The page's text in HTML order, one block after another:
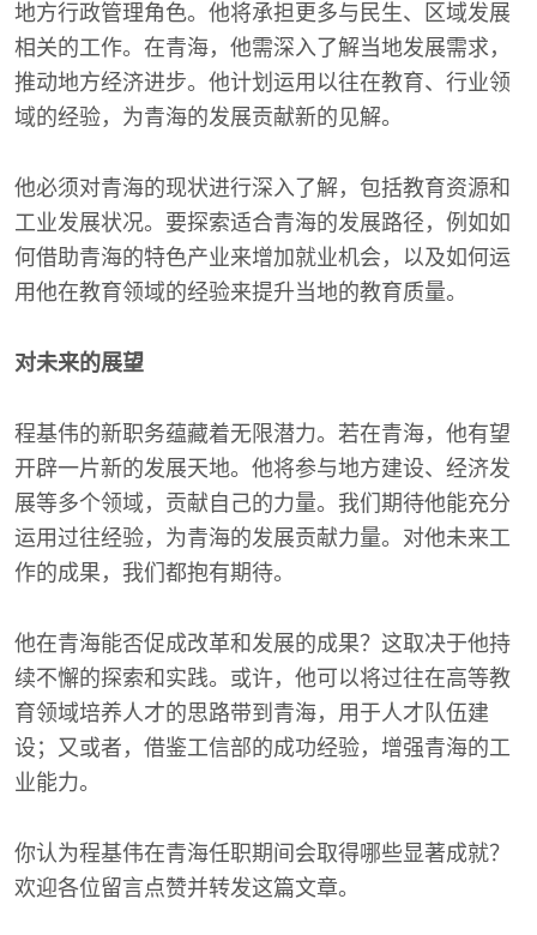
地方行政管理角色。他将承担更多与民生、区域发展
相关的工作。在青海，他需深入了解当地发展需求，
推动地方经济进步。他计划运用以往在教育、行业领
域的经验，为青海的发展贡献新的见解。
他必须对青海的现状进行深入了解，包括教育资源和
工业发展状况。要探索适合青海的发展路径，例如如
何借助青海的特色产业来增加就业机会，以及如何运
用他在教育领域的经验来提升当地的教育质量。
对未来的展望
程基伟的新职务蕴藏着无限潜力。若在青海，他有望
开辟一片新的发展天地。他将参与地方建设、经济发
展等多个领域，贡献自己的力量。我们期待他能充分
运用过往经验，为青海的发展贡献力量。对他未来工
作的成果，我们都抱有期待。
他在青海能否促成改革和发展的成果？这取决于他持
续不懈的探索和实践。或许，他可以将过往在高等教
育领域培养人才的思路带到青海，用于人才队伍建
设；又或者，借鉴工信部的成功经验，增强青海的工
业能力。
你认为程基伟在青海任职期间会取得哪些显著成就？
欢迎各位留言点赞并转发这篇文章。